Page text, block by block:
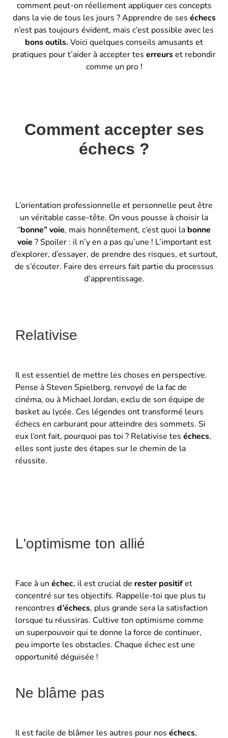
comment peut-on réellement appliquer ces concepts
dans la vie de tous les jours ? Apprendre de ses échecs
n’est pas toujours évident, mais c’est possible avec les
bons outils.Voici quelques conseils amusants et
pratiques pour t’aider à accepter tes erreurset rebondir
comme un pro !
Comment accepter ses
échecs ?
L’orientation professionnelle et personnelle peut être
un véritable casse-tête. On vous pousse à choisir la
“bonne” voie, mais honnêtement, c’est quoi la bonne
voie ? Spoiler : il n’y en a pas qu’une ! L’important est
d’explorer, d’essayer, de prendre des risques, et surtout,
de s’écouter. Faire des erreurs fait partie du processus
d’apprentissage.
Relativise
Il est essentiel de mettre les choses en perspective.
Pense à Steven Spielberg, renvoyé de la fac de
cinéma, ou à Michael Jordan, exclu de son équipe de
basket au lycée. Ces légendes ont transformé leurs
échecs en carburant pour atteindre des sommets. Si
eux l’ont fait, pourquoi pas toi ? Relativise tes échecs,
elles sont juste des étapes sur le chemin de la
réussite.
L'optimisme ton allié
Face à un échec, il est crucial de rester positifet
concentré sur tes objectifs. Rappelle-toi que plus tu
rencontres d’échecs, plus grande sera la satisfaction
lorsque tu réussiras. Cultive ton optimisme comme
un superpouvoir qui te donne la force de continuer,
peu importe les obstacles. Chaque échec est une
opportunité déguisée !
Ne blâme pas
Il est facile de blâmer les autres pour nos échecs,